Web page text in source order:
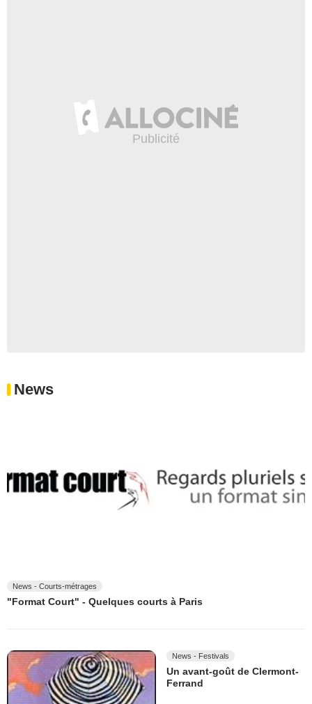
News
News - Courts-métrages
"Format Court" - Quelques courts à Paris
News - Festivals
Un avant-goût de Clermont-
Ferrand